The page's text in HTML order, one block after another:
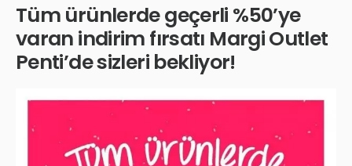
Tüm ürünlerde geçerli %50’ye
varan indirim fırsatı Margi Outlet
Penti’de sizleri bekliyor!